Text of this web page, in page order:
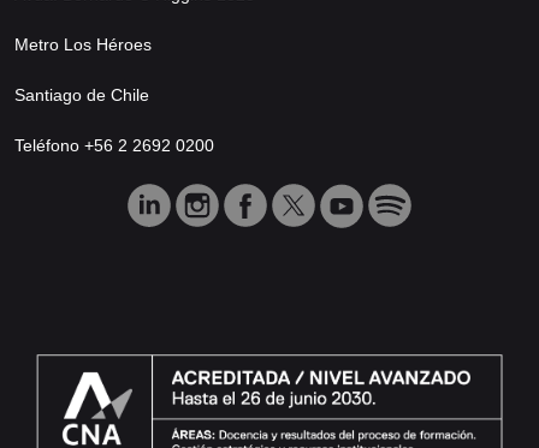
Metro Los Héroes
Santiago de Chile
Teléfono +56 2 2692 0200